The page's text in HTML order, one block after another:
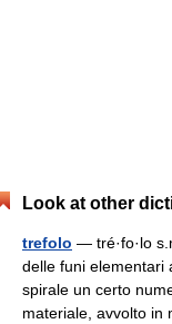
Look at other
trefolo — tré·fo·lo
delle funi elementari
spirale un certo
materiale, avvolto